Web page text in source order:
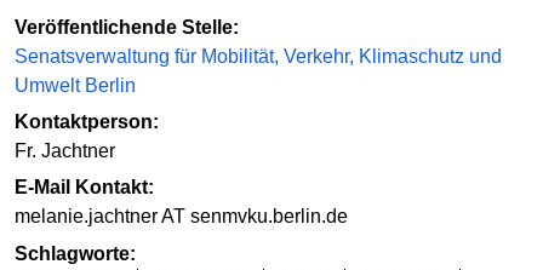
Veröffentlichende Stelle:
Senatsverwaltung für Mobilität, Verkehr, Klimaschutz und
Umwelt Berlin
Kontaktperson:
Fr. Jachtner
E-Mail Kontakt:
melanie.jachtner AT senmvku.berlin.de
Schlagworte: